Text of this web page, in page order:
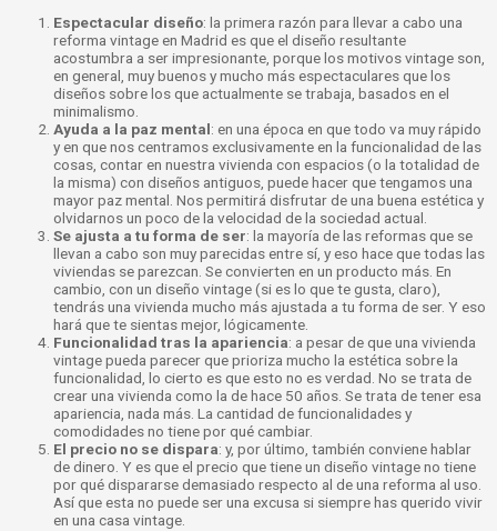
Espectacular diseño: la primera razón para llevar a cabo una
reforma vintage en Madrid es que el diseño resultante
acostumbra a ser impresionante, porque los motivos vintage son,
en general, muy buenos y mucho más espectaculares que los
diseños sobre los que actualmente se trabaja, basados en el
minimalismo.
Ayuda a la paz mental: en una época en que todo va muy rápido
y en que nos centramos exclusivamente en la funcionalidad de las
cosas, contar en nuestra vivienda con espacios (o la totalidad de
la misma) con diseños antiguos, puede hacer que tengamos una
mayor paz mental. Nos permitirá disfrutar de una buena estética y
olvidarnos un poco de la velocidad de la sociedad actual.
Se ajusta a tu forma de ser: la mayoría de las reformas que se
llevan a cabo son muy parecidas entre sí, y eso hace que todas las
viviendas se parezcan. Se convierten en un producto más. En
cambio, con un diseño vintage (si es lo que te gusta, claro),
tendrás una vivienda mucho más ajustada a tu forma de ser. Y eso
hará que te sientas mejor, lógicamente.
Funcionalidad tras la apariencia: a pesar de que una vivienda
vintage pueda parecer que prioriza mucho la estética sobre la
funcionalidad, lo cierto es que esto no es verdad. No se trata de
crear una vivienda como la de hace 50 años. Se trata de tener esa
apariencia, nada más. La cantidad de funcionalidades y
comodidades no tiene por qué cambiar.
El precio no se dispara: y, por último, también conviene hablar
de dinero. Y es que el precio que tiene un diseño vintage no tiene
por qué dispararse demasiado respecto al de una reforma al uso.
Así que esta no puede ser una excusa si siempre has querido vivir
en una casa vintage.